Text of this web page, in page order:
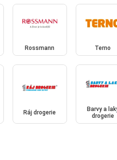
Rossmann Terno
Ráj drogerie
Barvy a
drogerie